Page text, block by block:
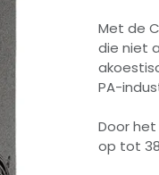
Met de
die niet
PA-
Door
op tot